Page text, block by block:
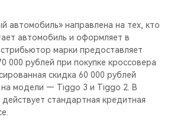
автомобиль» направлена на тех, кто
автомобиль и оформляет в
марки предоставляет
000 рублей при покупке кроссовера
скидка 60 000 рублей
на модели — Tiggo 3 и Tiggo 2. В
стандартная кредитная